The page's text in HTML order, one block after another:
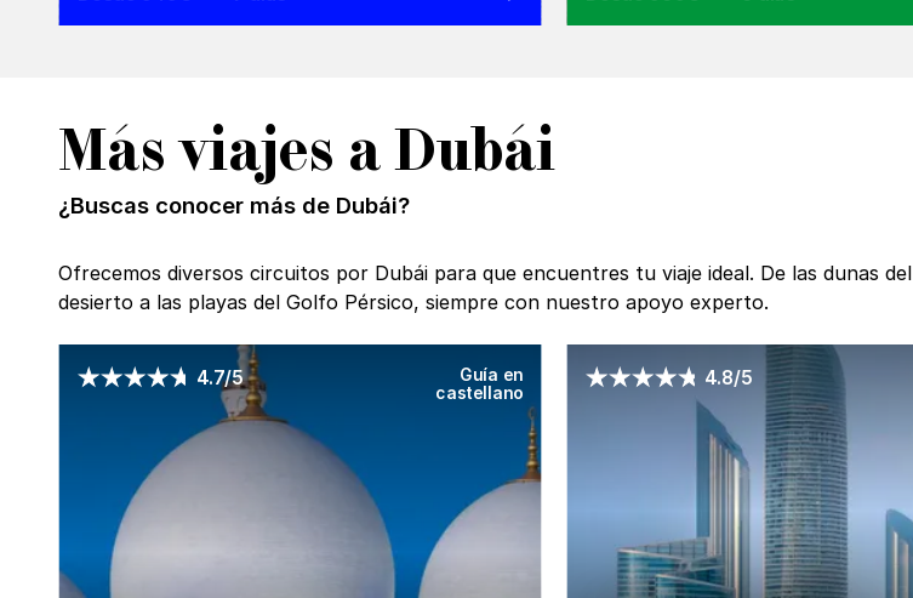
Más viajes a Dubái
¿Buscas conocer más de Dubái?
Ofrecemos diversos circuitos por Dubái para que encuentres tu viaje ideal. De las dunas del
desierto a las playas del Golfo Pérsico, siempre con nuestro apoyo experto.
4.7/5
Guía en
castellano
4.8/5